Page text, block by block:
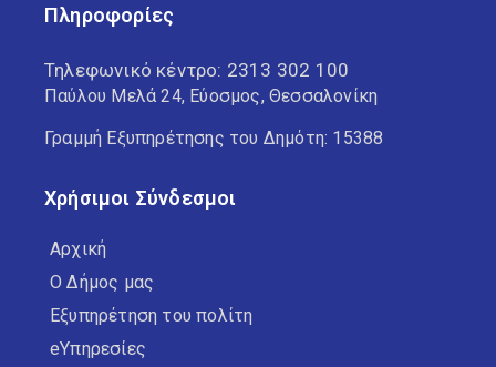
Πληροφορίες
Τηλεφωνικό κέντρο: 2313 302 100
Παύλου Μελά 24, Εύοσμος, Θεσσαλονίκη
Γραμμή Εξυπηρέτησης του Δημότη: 15388
Χρήσιμοι Σύνδεσμοι
Αρχική
Ο Δήμος μας
Εξυπηρέτηση του πολίτη
eΥπηρεσίες